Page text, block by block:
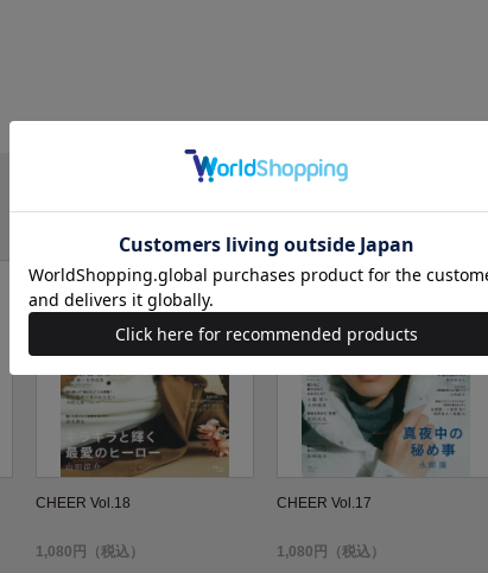
CHEER Vol.18
1,080円（税込）
CHEER Vol.17
1,080円（税込）